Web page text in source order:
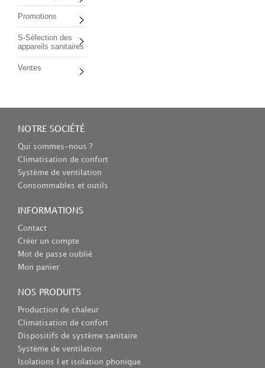
Promotions
S-Sélection des
appareils sanitaires
Ventes
NOTRE SOCIÉTÉ
Qui sommes-nous ?
Climatisation de confort
Système de ventilation
Consommables et outils
INFORMATIONS
Contact
Créer un compte
Mot de passe oublié
Mon panier
NOS PRODUITS
Production de chaleur
Climatisation de confort
Dispositifs de système sanitaire
Système de ventilation
Isolations I et isolation phonique